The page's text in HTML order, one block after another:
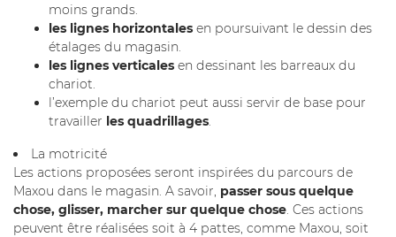
moins grands.
les lignes horizontales en poursuivant le dessin des
étalages du magasin.
les lignes verticales en dessinant les barreaux du
chariot.
l’exemple du chariot peut aussi servir de base pour
travailler les quadrillages.
La motricité
Les actions proposées seront inspirées du parcours de
Maxou dans le magasin. A savoir, passer sous quelque
chose, glisser, marcher sur quelque chose. Ces actions
peuvent être réalisées soit à 4 pattes, comme Maxou, soit